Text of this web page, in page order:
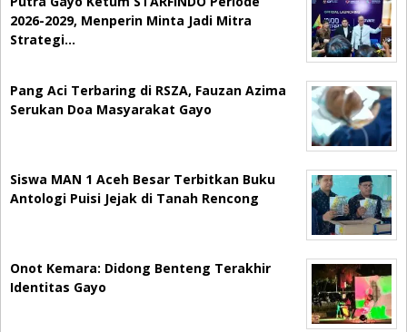
2026-2029, Menperin Minta Jadi Mitra
Strategi…
Pang Aci Terbaring di RSZA, Fauzan Azima
Serukan Doa Masyarakat Gayo
Siswa MAN 1 Aceh Besar Terbitkan Buku
Antologi Puisi Jejak di Tanah Rencong
Onot Kemara: Didong Benteng Terakhir
Identitas Gayo